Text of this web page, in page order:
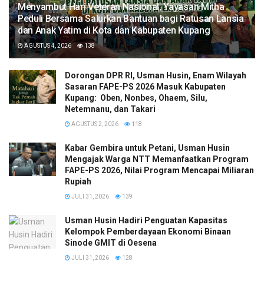
​Menyambut Hari Veteran Nasional, Yayasan Mitha
Peduli Bersama Salurkan Bantuan bagi Ratusan Lansia
dan Anak Yatim di Kota dan Kabupaten Kupang
AGUSTUS 4, 2026 138
Dorongan DPR RI, Usman Husin, Enam Wilayah
Sasaran FAPE-PS 2026 Masuk Kabupaten
Kupang: Oben, Nonbes, Ohaem, Silu,
Netemnanu, dan Takari
AGUSTUS 2, 2026 118
Kabar Gembira untuk Petani, Usman Husin
Mengajak Warga NTT Memanfaatkan Program
FAPE-PS 2026, Nilai Program Mencapai Miliaran
Rupiah
JULI 31, 2026 139
​Usman Husin Hadiri Penguatan Kapasitas
Kelompok Pemberdayaan Ekonomi Binaan
Sinode GMIT di Oesena
JULI 31, 2026 128